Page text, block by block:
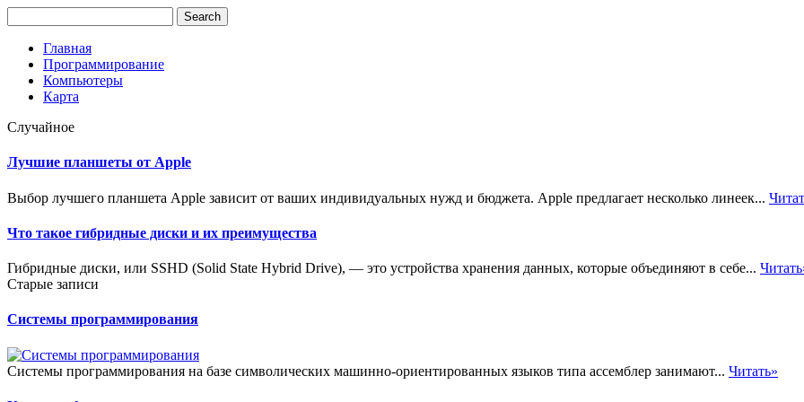
Главная
Программирование
Компьютеры
Карта
Случайное
Лучшие планшеты от Apple
Выбор лучшего планшета Apple зависит от ваших индивидуальных нужд и бюджета. Apple предлагает несколько линеек...
Что такое гибридные диски и их преимущества
Гибридные диски, или SSHD (Solid State Hybrid Drive), — это устройства хранения данных, которые объединяют в себе...
Старые записи
Системы программирования
Системы программирования на базе символических машинно-ориентированных языков типа ассемблер занимают... Читать»